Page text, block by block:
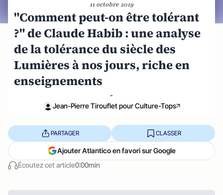
11 octobre 2019
"Comment peut-on être tolérant
?" de Claude Habib : une analyse
de la tolérance du siècle des
Lumières à nos jours, riche en
enseignements
-
Jean-Pierre Tirouflet pour Culture-Tops
Écoutez cet article0:00min
PARTAGER CLASSER
Ajouter Atlantico en favori sur Google